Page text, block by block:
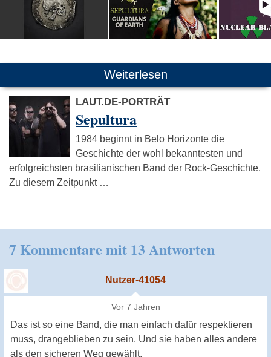
Weiterlesen
LAUT.DE-PORTRÄT
Sepultura
1984 beginnt in Belo Horizonte die
Geschichte der wohl bekanntesten und
erfolgreichsten brasilianischen Band der Rock-Geschichte.
Zu diesem Zeitpunkt …
7 Kommentare mit 13 Antworten
Nutzer-41054
Vor 7 Jahren
Das ist so eine Band, die man einfach dafür respektieren
muss, drangeblieben zu sein. Und sie haben alles andere
als den sicheren Weg gewählt.